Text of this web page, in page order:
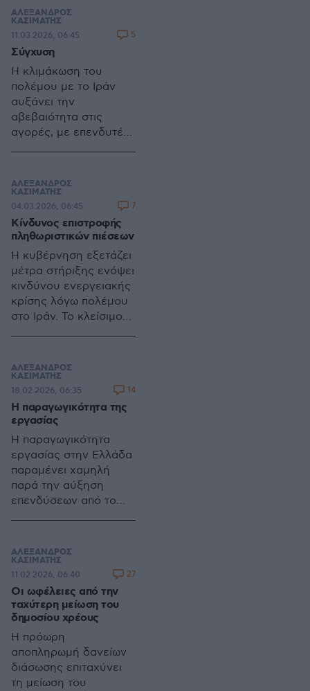
ανάπτυξης,
προσφέροντας
συμβουλές,
παρέχοντας
χρηματοδότηση και, σε
ορισμένες
περιπτώσεις,
επενδύοντας κεφάλαια
ΑΛΕΞΑΝΔΡΟΣ
ΚΑΣΙΜΑΤΗΣ
Σύγχυση
H κλιμάκωση του
πολέμου με το Ιράν
αυξάνει την
αβεβαιότητα στις
αγορές, με επενδυτές
πληθωριστικές πιέσεις,
κίνδυνο
στασιμοπληθωρισμού
και πιθανές
διορθώσεις, σε ένα
παγκόσμιο περιβάλλον
διαρκούς γεωπολιτικής
αστάθειας
11.03.2026, 06:45 5
ΑΛΕΞΑΝΔΡΟΣ
ΚΑΣΙΜΑΤΗΣ
Κίνδυνος επιστροφής
πληθωριστικών πιέσεων
Η κυβέρνηση εξετάζει
μέτρα στήριξης ενόψει
κινδύνου ενεργειακής
κρίσης λόγω πολέμου
στο Ιράν. Το κλείσιμο
πετρέλαιο και LNG
εντείνουν ανησυχίες
για πληθωρισμό, ΑΕΠ
και προϋπολογισμό
2026
04.03.2026, 06:45 7
ΑΛΕΞΑΝΔΡΟΣ
ΚΑΣΙΜΑΤΗΣ
Η παραγωγικότητα της
εργασίας
Η παραγωγικότητα
εργασίας στην Ελλάδα
παραμένει χαμηλή
παρά την αύξηση
επενδύσεων από το
παραγωγικές
επενδύσεις και
φορολογικά κίνητρα
να θεωρούνται
καθοριστικά για
ανάπτυξη, μισθούς και
ανταγωνιστικότητα
18.02.2026, 06:35 14
ΑΛΕΞΑΝΔΡΟΣ
ΚΑΣΙΜΑΤΗΣ
Οι ωφέλειες από την
ταχύτερη μείωση του
δημοσίου χρέους
Η πρόωρη
αποπληρωμή δανείων
διάσωσης επιταχύνει
τη μείωση του
11.02.2026, 06:40 27